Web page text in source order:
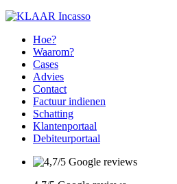
Hoe?
Waarom?
Cases
Advies
Contact
Factuur indienen
Schatting
Klantenportaal
Debiteurportaal